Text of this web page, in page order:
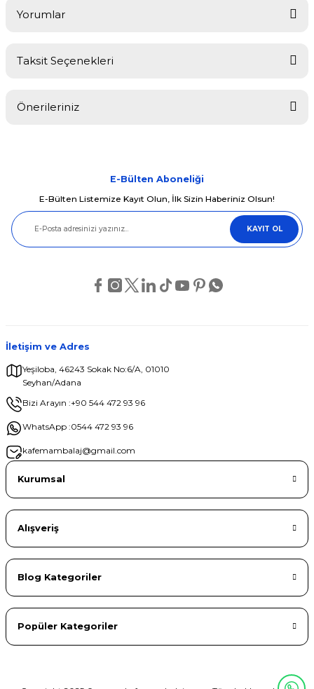
Yorumlar
Taksit Seçenekleri
Önerileriniz
Görüş ve önerileriniz için teşekkür ederiz.
Ürün resmi kalitesiz, bozuk veya görüntülenemiyor.
Ürün açıklamasında eksik bilgiler bulunuyor.
Bu ürüne benzer farklı alternatifler olmalı.
E-Bülten Aboneliği
E-Bülten Listemize Kayıt Olun, İlk Sizin Haberiniz Olsun!
KAYIT OL
İletişim ve Adres
Yeşiloba, 46243 Sokak No:6/A, 01010
Seyhan/Adana
Bizi Arayın :+90 544 472 93 96
WhatsApp :0544 472 93 96
kafemambalaj@gmail.com
Kurumsal
Alışveriş
Blog Kategoriler
Popüler Kategoriler